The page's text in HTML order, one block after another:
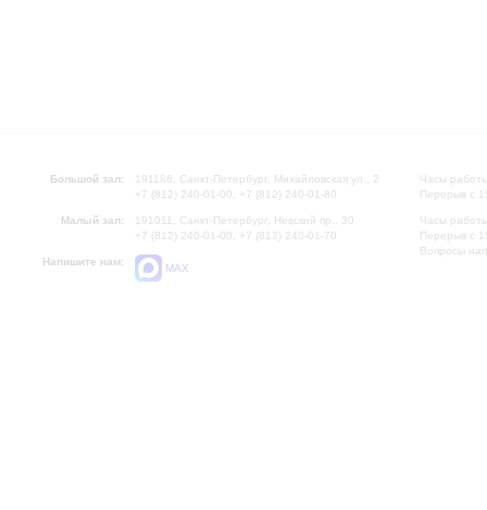
Большой зал:
191186, Санкт-Петербург, Михайловская ул., 2
+7 (812) 240-01-00, +7 (812) 240-01-80
Малый зал:
191011, Санкт-Петербург, Невский пр., 30
+7 (812) 240-01-00, +7 (812) 240-01-70
Напишите нам:
MAX
Часы
Перерыв с
Часы
Перерыв с
Вопросы